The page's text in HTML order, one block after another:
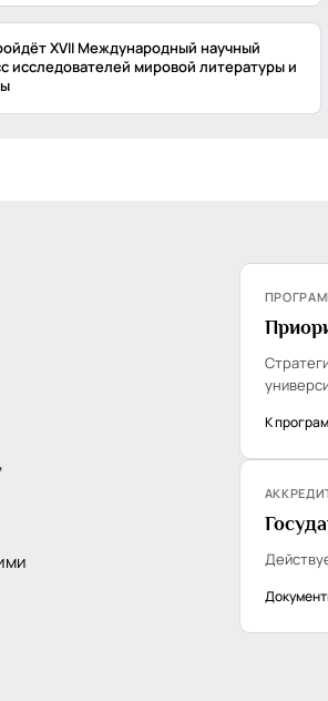
XVII Международный научный
исследователей мировой литературы и
К